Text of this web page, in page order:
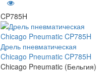
CP785H
Дрель пневматическая
Chicago Pneumatic CP785H
Chicago Pneumatic (Бельгия)